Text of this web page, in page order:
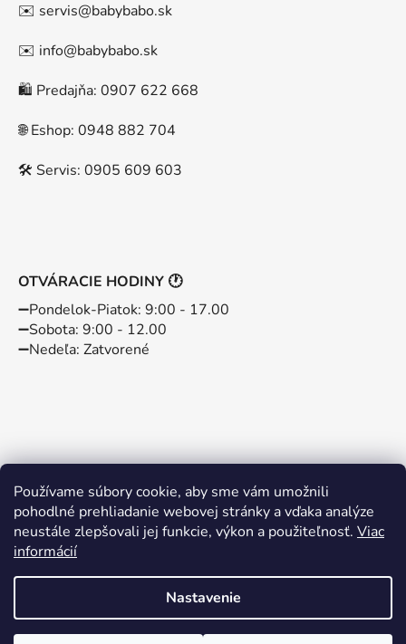
Používame súbory cookie, aby sme vám umožnili
pohodlné prehliadanie webovej stránky a vďaka analýze
neustále zlepšovali jej funkcie, výkon a použiteľnosť. Viac
informácií
Nastavenie
✉️ servis@babybabo.sk
✉️ info@babybabo.sk
🛍️ Predajňa: 0907 622 668
🌐 Eshop: 0948 882 704
🛠️ Servis: 0905 609 603
OTVÁRACIE HODINY 🕐
➖️Pondelok-Piatok: 9:00 - 17.00
➖️Sobota: 9:00 - 12.00
➖️Nedeľa: Zatvorené
Instagram Facebook